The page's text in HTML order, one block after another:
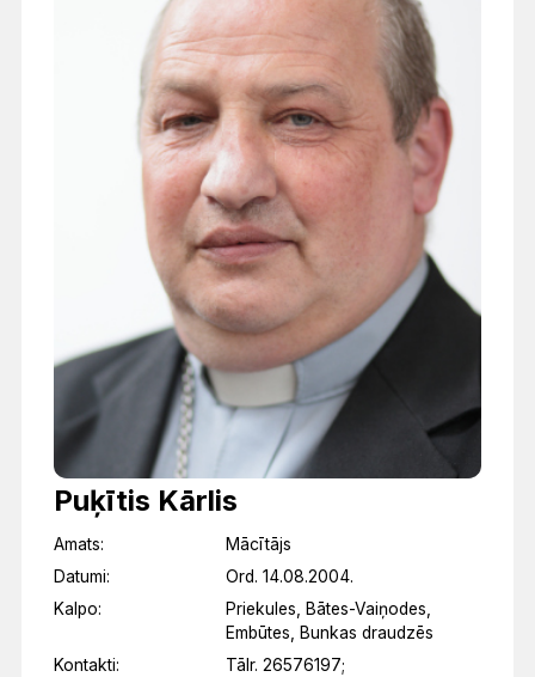
Puķītis Kārlis
Amats:
Mācītājs
Datumi:
Ord. 14.08.2004.
Kalpo:
Priekules, Bātes-Vaiņodes,
Embūtes, Bunkas draudzēs
Kontakti:
Tālr. 26576197;